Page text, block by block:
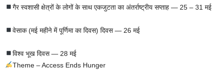
गैर स्वशासी क्षेत्रों के लोगों के साथ एकजुटता का अंतर्राष्ट्रीय सप्ताह — 25 – 31 मई
वेसाक (मई महीने में पूर्णिमा का दिवस) दिवस — 26 मई
विश्व भूख दिवस — 28 मई
Theme – Access Ends Hunger